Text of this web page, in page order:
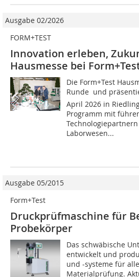
Ausgabe 02/2026
FORM+TEST
Innovation erleben,
Hausmesse bei
Die Form+Test
Runde  und
April 2026 in
Programm mit
Laborwesen...
Ausgabe 05/2015
Form+Test
Druckprüfmaschine für
Probekörper
Das schwäbische
entwickelt und
und -systeme für
Materialprüfung.